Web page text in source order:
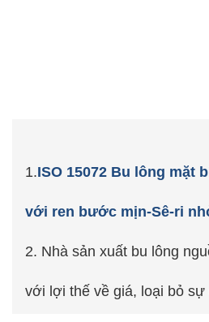
1.ISO 15072 Bu lông mặt
với ren bước mịn-Sê-ri
2. Nhà sản xuất bu lông
với lợi thế về giá, loại bỏ sự